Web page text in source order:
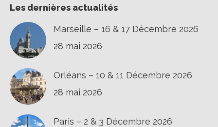
Les dernières actualités
Marseille – 16 & 17 Décembre 2026
28 mai 2026
Orléans – 10 & 11 Décembre 2026
28 mai 2026
Paris – 2 & 3 Décembre 2026